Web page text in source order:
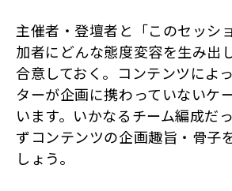
主催者・登壇者と「このセッシ
加者にどんな態度変容を生み出
合意しておく。コンテンツによ
ターが企画に携わっていないケ
います。いかなるチーム編成だ
ずコンテンツの企画趣旨・骨子
しょう。